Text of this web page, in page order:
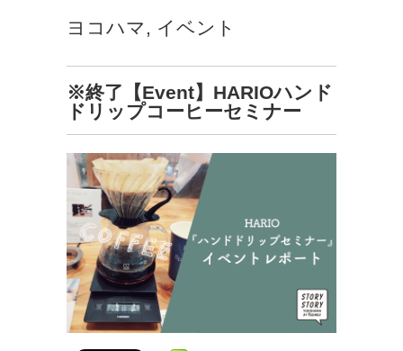
ヨコハマ , イベント
※終了【Event】HARIOハンド
ドリップコーヒーセミナー